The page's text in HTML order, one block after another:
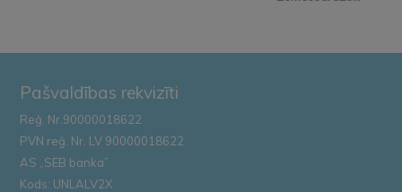
Pašvaldības rekvizīti
Reģ. Nr.90000018622
PVN reģ. Nr. LV 90000018622
AS „SEB banka”
Kods: UNLALV2X